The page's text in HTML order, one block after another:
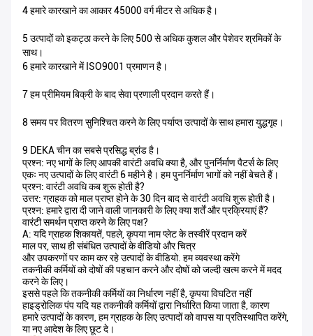
4 हमारे कारखाने का आकार 45000 वर्ग मीटर से अधिक है।
5 उत्पादों को इकट्ठा करने के लिए 500 से अधिक कुशल और पेशेवर श्रमिकों के
साथ।
6 हमारे कारखाने में ISO9001 प्रमाणन है।
7 हम प्रीमियम बिक्री के बाद सेवा प्रणाली प्रदान करते हैं।
8 समय पर वितरण सुनिश्चित करने के लिए पर्याप्त उत्पादों के साथ हमारा युद्धगृह।
9 DEKA चीन का सबसे प्रसिद्ध ब्रांड है।
प्रश्न: नए भागों के लिए आपकी वारंटी अवधि क्या है, और पुनर्निर्माण पैटर्स के लिए
एकः नए उत्पादों के लिए वारंटी 6 महीने है। हम पुनर्निर्माण भागों को नहीं बेचते हैं।
प्रश्न: वारंटी अवधि कब शुरू होती है?
उत्तर: ग्राहक को माल प्राप्त होने के 30 दिन बाद से वारंटी अवधि शुरू होती है।
प्रश्न: हमारे द्वारा दी जाने वाली जानकारी के लिए क्या शर्तें और प्रक्रियाएं हैं?
वारंटी समर्थन प्राप्त करने के लिए पक्ष?
A: यदि ग्राहक शिकायतें, पहले, कृपया नाम प्लेट के तस्वीरें प्रदान करें
माल पर, साथ ही संबंधित उत्पादों के वीडियो और चित्र
और उपकरणों पर काम कर रहे उत्पादों के वीडियो. हम व्यवस्था करेंगे
तकनीकी कर्मियों को दोषों की पहचान करने और दोषों को जल्दी खत्म करने में मदद
करने के लिए।
इससे पहले कि तकनीकी कर्मियों का निर्धारण नहीं है, कृपया विघटित नहीं
हाइड्रोलिक पंप यदि यह तकनीकी कर्मियों द्वारा निर्धारित किया जाता है, कारण
हमारे उत्पादों के कारण, हम ग्राहक के लिए उत्पादों को वापस या प्रतिस्थापित करेंगे,
या नए आदेश के लिए छूट दे।